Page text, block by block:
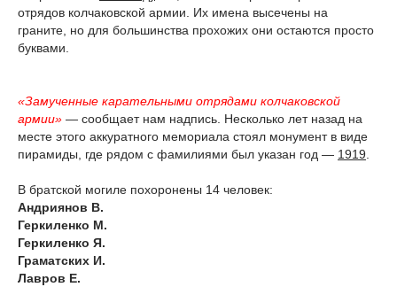
отрядов колчаковской армии. Их имена высечены на
граните, но для большинства прохожих они остаются просто
буквами.
«Замученные карательными отрядами колчаковской
армии» — сообщает нам надпись. Несколько лет назад на
месте этого аккуратного мемориала стоял монумент в виде
пирамиды, где рядом с фамилиями был указан год — 1919
В братской могиле похоронены 14 человек:
Андриянов В.
Геркиленко М.
Геркиленко Я.
Граматских И.
Лавров Е.